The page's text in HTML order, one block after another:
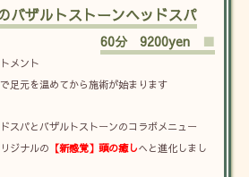
バザルトストーンヘッドスパ
60分 9200yen ■
メント
足元を温めてから施術が始まります
スパとバザルトストーンのコラボメニュー
ジナルの 【新感覚】頭の癒しへと進化しまし